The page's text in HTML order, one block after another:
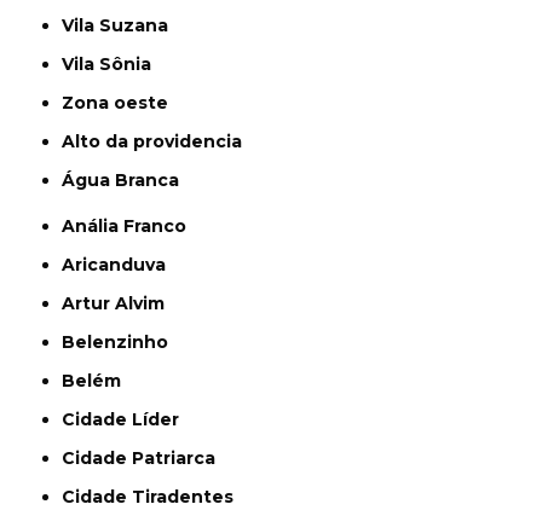
Vila Suzana
Vila Sônia
Zona oeste
alto da providencia
Água Branca
Anália Franco
Aricanduva
Artur Alvim
Belenzinho
Belém
Cidade Líder
Cidade Patriarca
Cidade Tiradentes